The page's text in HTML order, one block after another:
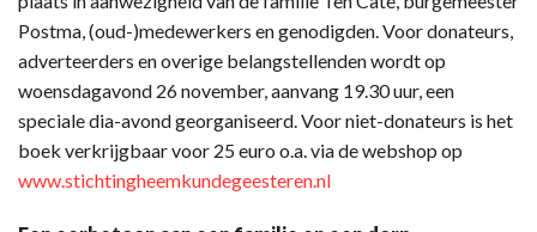
Postma, (oud-)medewerkers en genodigden. Voor donateurs,
adverteerders en overige belangstellenden wordt op
woensdagavond 26 november, aanvang 19.30 uur, een
speciale dia-avond georganiseerd. Voor niet-donateurs is het
boek verkrijgbaar voor 25 euro o.a. via de webshop op
www.stichtingheemkundegeesteren.nl